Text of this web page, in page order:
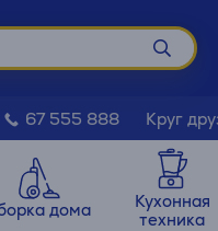
67 555 888 Круг
дома
Кухонная
техника